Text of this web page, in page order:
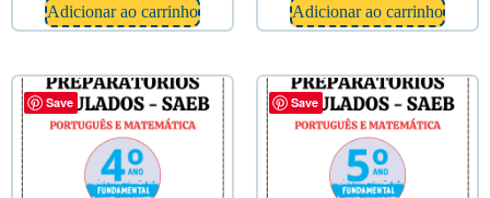
Adicionar ao carrinho Adicionar ao carrinho
Save Save